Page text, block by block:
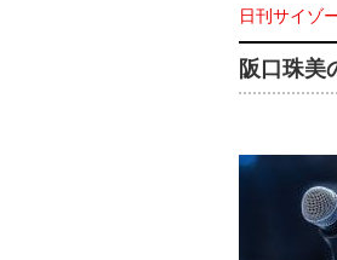
日刊サイゾ
阪口珠美